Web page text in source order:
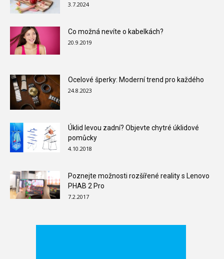
3.7.2024
Co možná nevíte o kabelkách?
20.9.2019
Ocelové šperky: Moderní trend pro každého
24.8.2023
Úklid levou zadní? Objevte chytré úklidové
pomůcky
4.10.2018
Poznejte možnosti rozšířené reality s Lenovo
PHAB 2 Pro
7.2.2017